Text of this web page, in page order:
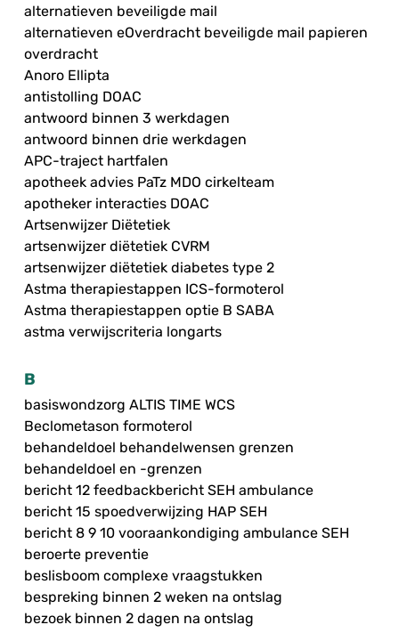
alternatieven beveiligde mail
alternatieven eOverdracht beveiligde mail papieren
overdracht
Anoro Ellipta
antistolling DOAC
antwoord binnen 3 werkdagen
antwoord binnen drie werkdagen
APC-traject hartfalen
apotheek advies PaTz MDO cirkelteam
apotheker interacties DOAC
Artsenwijzer Diëtetiek
artsenwijzer diëtetiek CVRM
artsenwijzer diëtetiek diabetes type 2
Astma therapiestappen ICS-formoterol
Astma therapiestappen optie B SABA
astma verwijscriteria longarts
B
basiswondzorg ALTIS TIME WCS
Beclometason formoterol
behandeldoel behandelwensen grenzen
behandeldoel en -grenzen
bericht 12 feedbackbericht SEH ambulance
bericht 15 spoedverwijzing HAP SEH
bericht 8 9 10 vooraankondiging ambulance SEH
beroerte preventie
beslisboom complexe vraagstukken
bespreking binnen 2 weken na ontslag
bezoek binnen 2 dagen na ontslag